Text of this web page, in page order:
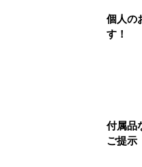
個人の
す！
付属品
ご提示